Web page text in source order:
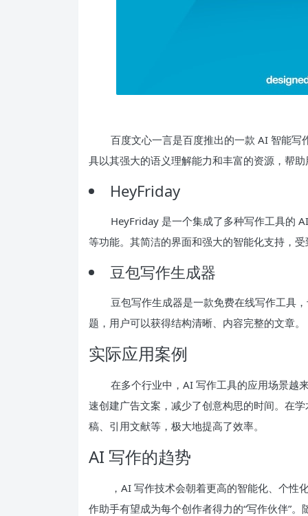
百度文心一言是百度推出的一款 AI 智能
具以其强大的语义理解能力和丰富的资源，帮助
HeyFriday
HeyFriday 是一个集成了多种写作工具的
等功能。其简洁的界面和强大的智能化支持，受
豆包写作生成器
豆包写作生成器是一款免费在线写作工具
题，用户可以获得结构清晰、内容完整的文章。
实际应用案例
在多个行业中，AI 写作工具的应用场景越
速创建广告文案，减少了创意构思的时间。在
稿、引用文献等，极大地提高了效率。
AI 写作的趋势
，AI 写作技术会朝着更高的智能化、个性
作助手有望成为每个创作者得力的“写作伙伴”